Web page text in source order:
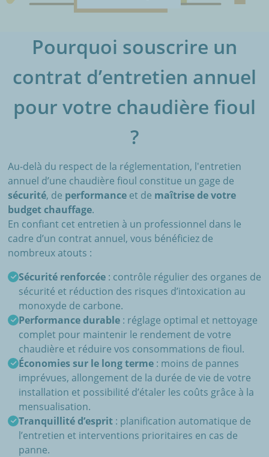
Pourquoi souscrire un
contrat d’entretien annuel
pour votre chaudière fioul
?
Au-delà du respect de la réglementation, l'entretien
annuel d’une chaudière fioul constitue un gage de
sécurité, de performance et de maîtrise de votre
budget chauffage.
En confiant cet entretien à un professionnel dans le
cadre d’un contrat annuel, vous bénéficiez de
nombreux atouts :
Sécurité renforcée : contrôle régulier des organes de
sécurité et réduction des risques d’intoxication au
monoxyde de carbone.
Performance durable : réglage optimal et nettoyage
complet pour maintenir le rendement de votre
chaudière et réduire vos consommations de fioul.
Économies sur le long terme : moins de pannes
imprévues, allongement de la durée de vie de votre
installation et possibilité d’étaler les coûts grâce à la
mensualisation.
Tranquillité d’esprit : planification automatique de
l’entretien et interventions prioritaires en cas de
panne.